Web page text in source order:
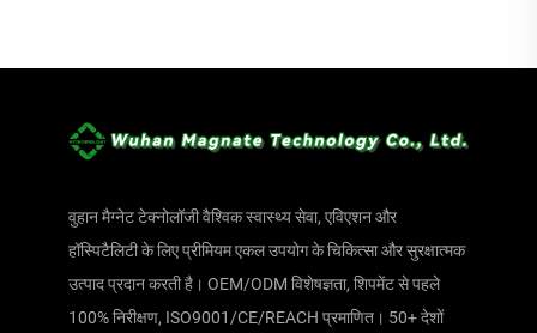
वुहान मैग्नेट टेक्नोलॉजी वैश्विक स्वास्थ्य सेवा, एविएशन और
हॉस्पिटैलिटी के लिए प्रीमियम एकल उपयोग के चिकित्सा और सुरक्षात्मक
उत्पाद प्रदान करती है। OEM/ODM विशेषज्ञता, शिपमेंट से पहले
100% निरीक्षण, ISO9001/CE/REACH प्रमाणित। 50+ देशों